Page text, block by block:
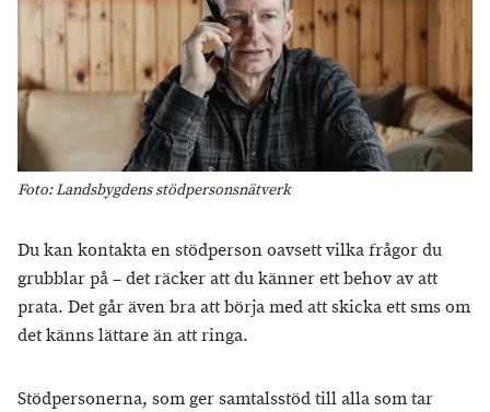
Foto: Landsbygdens stödpersonsnätverk
Du kan kontakta en stödperson oavsett vilka frågor du
grubblar på – det räcker att du känner ett behov av att
prata. Det går även bra att börja med att skicka ett sms om
det känns lättare än att ringa.
Stödpersonerna, som ger samtalsstöd till alla som tar